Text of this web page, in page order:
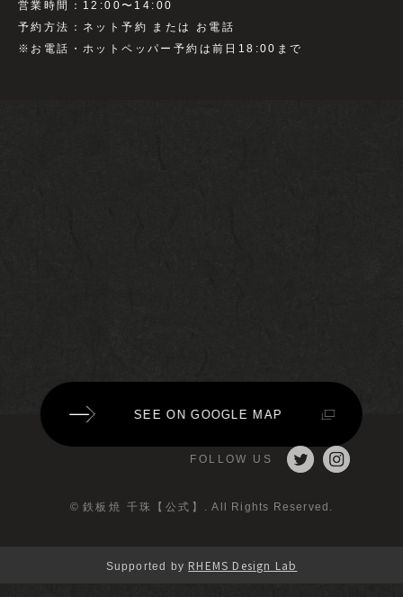
営業時間：12:00〜14:00
予約方法：ネット予約 または お電話
※お電話・ホットペッパー予約は前日18:00まで
SEE ON GOOGLE MAP
© 鉄板焼 千珠【公式】 . All Rights Reserved.
FOLLOW US
Supported by RHEMS Design Lab